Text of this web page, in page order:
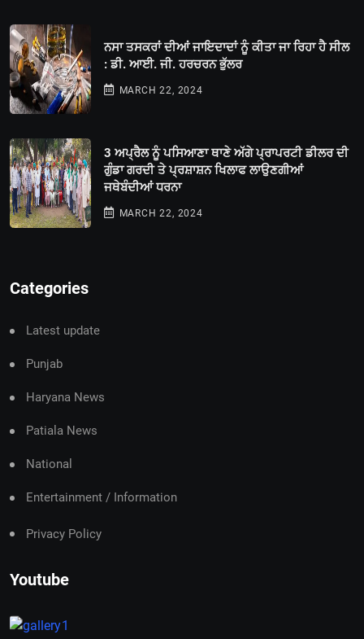
ਨਸਾ ਤਸਕਰਾਂ ਦੀਆਂ ਜਾਇਦਾਦਾਂ ਨੂੰ ਕੀਤਾ ਜਾ ਰਿਹਾ ਹੈ ਸੀਲ
: ਡੀ. ਆਈ. ਜੀ. ਹਰਚਰਨ ਭੁੱਲਰ
MARCH 22, 2024
3 ਅਪ੍ਰੈਲ ਨੂੰ ਪਸਿਆਣਾ ਥਾਣੇ ਅੱਗੇ ਪ੍ਰਾਪਰਟੀ ਡੀਲਰ ਦੀ
ਗੁੰਡਾ ਗਰਦੀ ਤੇ ਪ੍ਰਸ਼ਾਸ਼ਨ ਖਿਲਾਫ ਲਾਉਣਗੀਆਂ
ਜਥੇਬੰਦੀਆਂ ਧਰਨਾ
MARCH 22, 2024
Categories
Latest update
Punjab
Haryana News
Patiala News
National
Entertainment / Information
Privacy Policy
Youtube